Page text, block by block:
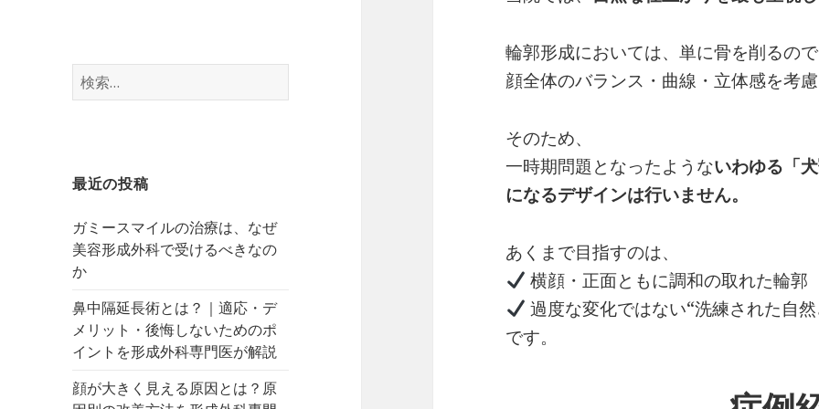
検
索:
最近の投稿
ガミースマイルの治療は、なぜ
美容形成外科で受けるべきなの
か
鼻中隔延長術とは？｜適応・デ
メリット・後悔しないためのポ
イントを形成外科専門医が解説
顔が大きく見える原因とは？原
輪郭形成においては、単に骨を削るの
顔全体のバランス・曲線・立体感を考
そのため、
一時期問題となったようないわゆる「
になるデザインは行いません。
あくまで目指すのは、
横顔・正面ともに調和の取れた輪郭
過度な変化ではない“洗練された自
です。